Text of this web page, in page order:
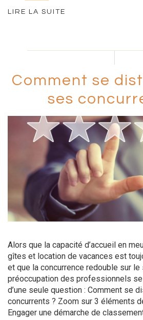
LIRE LA SUITE
Comment se
ses
Alors que la capacité d’accueil en
gîtes et location de vacances est
et que la concurrence redouble sur le
préoccupation des professionnels
d’une seule question : Comment se
concurrents ? Zoom sur 3 éléments
Engager une démarche de